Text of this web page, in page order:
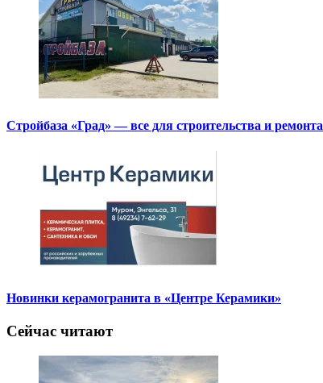
Стройбаза «Град» — все для строительства и ремонта
Новинки керамогранита в «Центре Керамики»
Сейчас читают